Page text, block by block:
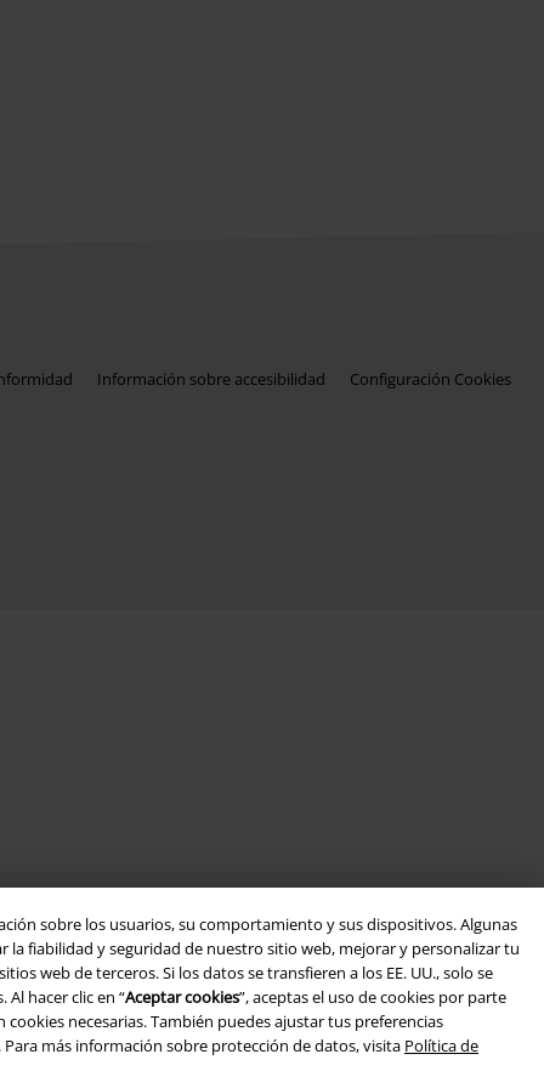
sobre los usuarios, su comportamiento y sus dispositivos. Algunas
fiabilidad y seguridad de nuestro sitio web, mejorar y personalizar tu
web de terceros. Si los datos se transfieren a los EE. UU., solo se
hacer clic en “Aceptar cookies”, aceptas el uso de cookies por parte
necesarias. También puedes ajustar tus preferencias
. Para más información sobre protección de datos, visita Política de
Información sobre accesibilidad Configuración Cookies